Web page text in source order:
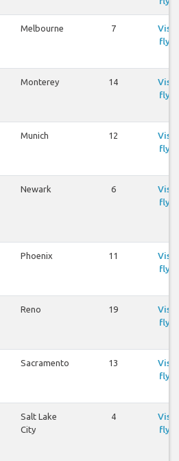
Melbourne 7
Visa
flyg
Monterey 14
Visa
flyg
Munich 12
Visa
flyg
Newark 6
Visa
flyg
Phoenix 11
Visa
flyg
Reno 19
Visa
flyg
Sacramento 13
Visa
flyg
Salt Lake
City
4
Visa
flyg